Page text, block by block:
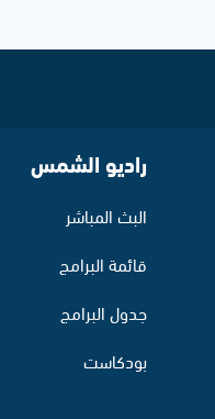
راديو الشمس
البث المباشر
قائمة البرامج
جدول البرامج
بودكاست